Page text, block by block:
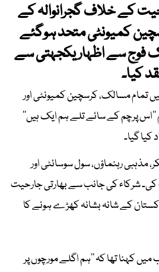
کے خلاف گجرانوالہ کے
کمیونٹی متحد ہوگئے
فوج سے اظہار یکجہتی سے
کیا۔
تمام مسالک، کرسچین کمیونٹی اور
پرچم کے سائے تلے ہم ایک ہیں‘‘
کیا گیا۔
مذہبی رہنماؤں، سول سوسائٹی اور
شرکاء کی جانب سے بھارتی جارحیت
کے شانہ بشانہ کھڑے ہونے کا
کہنا تھا کہ ’’ہم اگلے مورچوں پر